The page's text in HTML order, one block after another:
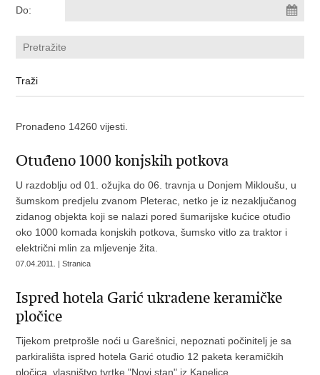
Do:
Pronađeno 14260 vijesti.
Otuđeno 1000 konjskih potkova
U razdoblju od 01. ožujka do 06. travnja u Donjem Mikloušu, u
šumskom predjelu zvanom Pleterac, netko je iz nezaključanog
zidanog objekta koji se nalazi pored šumarijske kućice otuđio
oko 1000 komada konjskih potkova, šumsko vitlo za traktor i
električni mlin za mljevenje žita.
07.04.2011. | Stranica
Ispred hotela Garić ukradene keramičke
pločice
Tijekom pretprošle noći u Garešnici, nepoznati počinitelj je sa
parkirališta ispred hotela Garić otuđio 12 paketa keramičkih
pločica, vlasništvo tvrtke "Novi stan" iz Kapelice.